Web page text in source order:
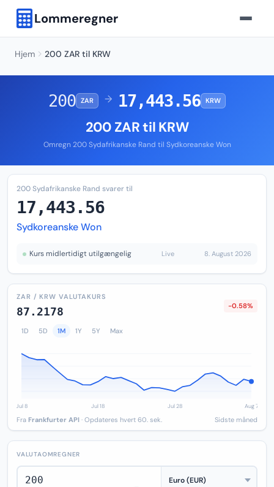
Lommeregner
Hjem 200 ZAR til KRW
200 ZAR → 17,443.56 KRW
200 ZAR til KRW
Omregn 200 Sydafrikanske Rand til Sydkoreanske Won
200 Sydafrikanske Rand svarer til
17,443.56
Sydkoreanske Won
Kurs midlertidigt utilgængelig Live 8. August 2026
ZAR / KRW VALUTAKURS
87.2178 -0.58%
1D 5D 1M 1Y 5Y Max
Fra Frankfurter API · Opdateres hvert 60. sek. Sidste måned
VALUTAOMREGNER